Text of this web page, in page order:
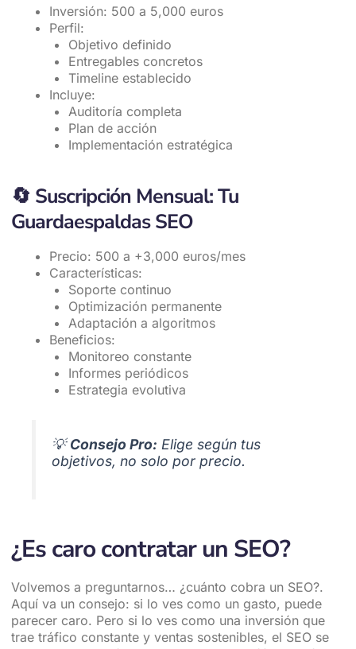
Inversión: 500 a 5,000 euros
Perfil:
Objetivo definido
Entregables concretos
Timeline establecido
Incluye:
Auditoría completa
Plan de acción
Implementación estratégica
🔄 Suscripción Mensual: Tu
Guardaespaldas SEO
Precio: 500 a +3,000 euros/mes
Características:
Soporte continuo
Optimización permanente
Adaptación a algoritmos
Beneficios:
Monitoreo constante
Informes periódicos
Estrategia evolutiva
💡Consejo Pro: Elige según tus
objetivos, no solo por precio.
¿Es caro contratar un SEO?
Volvemos a preguntarnos… ¿cuánto cobra un SEO?.
Aquí va un consejo: si lo ves como un gasto, puede
parecer caro. Pero si lo ves como una inversión que
trae tráfico constante y ventas sostenibles, el SEO se